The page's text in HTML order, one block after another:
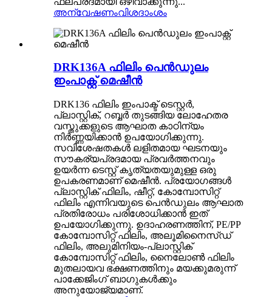
അന്വേഷണംവിശദാംശം
DRK136A ഫിലിം പെൻഡുലം
ഇംപാക്റ്റ് മെഷീൻ
DRK136 ഫിലിം ഇംപാക്ട് ടെസ്റ്റർ,
പ്ലാസ്റ്റിക്, റബ്ബർ തുടങ്ങിയ ലോഹേതര
വസ്തുക്കളുടെ ആഘാത കാഠിന്യം
നിർണ്ണയിക്കാൻ ഉപയോഗിക്കുന്നു.
സവിശേഷതകൾ ലളിതമായ ഘടനയും
സൗകര്യപ്രദമായ പ്രവർത്തനവും
ഉയർന്ന ടെസ്റ്റ് കൃത്യതയുമുള്ള ഒരു
ഉപകരണമാണ് മെഷീൻ. പ്രയോഗങ്ങൾ
പ്ലാസ്റ്റിക് ഫിലിം, ഷീറ്റ്, കോമ്പോസിറ്റ്
ഫിലിം എന്നിവയുടെ പെൻഡുലം ആഘാത
പ്രതിരോധം പരിശോധിക്കാൻ ഇത്
ഉപയോഗിക്കുന്നു. ഉദാഹരണത്തിന്, PE/PP
കോമ്പോസിറ്റ് ഫിലിം, അലൂമിനൈസ്ഡ്
ഫിലിം, അലുമിനിയം-പ്ലാസ്റ്റിക്
കോമ്പോസിറ്റ് ഫിലിം, നൈലോൺ ഫിലിം
മുതലായവ ഭക്ഷണത്തിനും മയക്കുമരുന്ന്
പാക്കേജിംഗ് ബാഗുകൾക്കും
അനുയോജ്യമാണ്.